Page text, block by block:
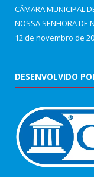
CÂMARA MUNICIPAL
NOSSA SENHORA DE
12 de novembro de
DESENVOLVIDO